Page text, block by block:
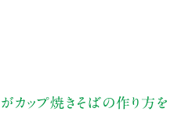
カップ焼きそばの作り方を